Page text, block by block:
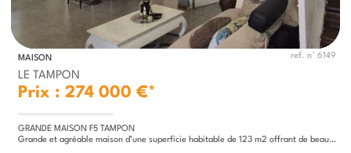
MAISON ref. n° 6149
LE TAMPON
Prix : 274 000 €*
GRANDE MAISON F5 TAMPON
Grande et agréable maison d’une superficie habitable de 123 m2 offrant de beaux volumes.